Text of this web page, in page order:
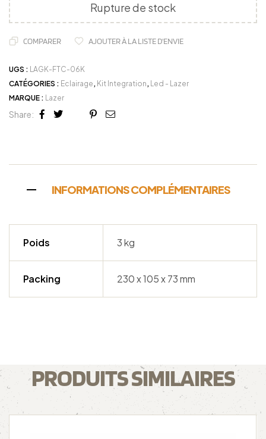
Rupture de stock
COMPARER AJOUTER À LA LISTE D'ENVIE
UGS : LAGK-FTC-06K
CATÉGORIES : Eclairage, Kit Integration, Led - Lazer
MARQUE : Lazer
Share:
Facebook
TwitterLinkedin
Google+
Pinterest
Email
INFORMATIONS COMPLÉMENTAIRES
Poids 3 kg
Packing 230 x 105 x 73 mm
PRODUITS SIMILAIRES